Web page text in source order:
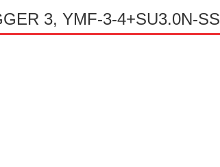
3, YMF-3-4+SU3.0N-SS